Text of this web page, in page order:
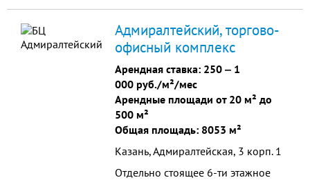
соответствует всем современным
стандартам. Сдаются в аренду
офисы от 20 до 50 м2
Адмиралтейский, торгово-
офисный комплекс
Арендная ставка: 250 ‒ 1
000 руб./м²/мес
Арендные площади от 20 м² до
500 м²
Общая площадь: 8053 м²
Казань, Адмиралтейская, 3 корп. 1
Отдельно стоящее 6-ти этажное